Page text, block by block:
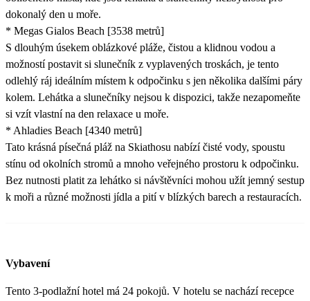
dokonalý den u moře.
* Megas Gialos Beach [3538 metrů]
S dlouhým úsekem oblázkové pláže, čistou a klidnou vodou a
možností postavit si slunečník z vyplavených troskách, je tento
odlehlý ráj ideálním místem k odpočinku s jen několika dalšími páry
kolem. Lehátka a slunečníky nejsou k dispozici, takže nezapomeňte
si vzít vlastní na den relaxace u moře.
* Ahladies Beach [4340 metrů]
Tato krásná písečná pláž na Skiathosu nabízí čisté vody, spoustu
stínu od okolních stromů a mnoho veřejného prostoru k odpočinku.
Bez nutnosti platit za lehátko si návštěvníci mohou užít jemný sestup
k moři a různé možnosti jídla a pití v blízkých barech a restauracích.
Vybavení
Tento 3-podlažní hotel má 24 pokojů. V hotelu se nachází recepce